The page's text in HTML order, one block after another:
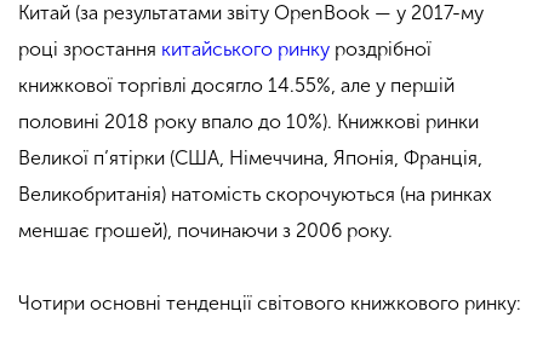
Китай (за результатами звіту OpenBook — у 2017-му
році зростання китайського ринку роздрібної
книжкової торгівлі досягло 14.55%, але у першій
половині 2018 року впало до 10%). Книжкові ринки
Великої п’ятірки (США, Німеччина, Японія, Франція,
Великобританія) натомість скорочуються (на ринках
меншає грошей), починаючи з 2006 року.
Чотири основні тенденції світового книжкового ринку: